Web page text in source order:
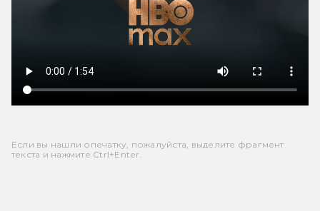
Если вы нашли опечатку, пожалуйста, выделите фрагмент
текста и нажмите Ctrl+Enter.